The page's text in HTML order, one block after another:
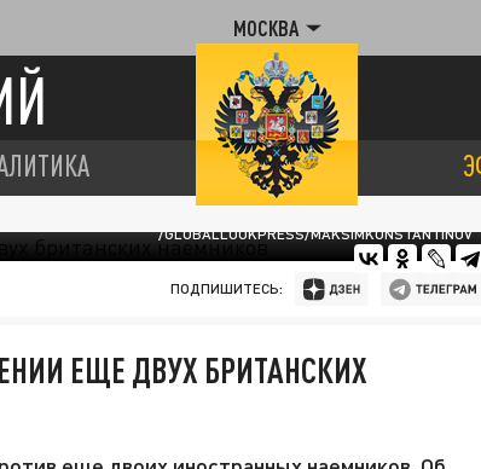
МОСКВА
/GLOBALLOOKPRESS/MAKSIMKONSTANTINOV
ПОДПИШИТЕСЬ:
ЕЩЕ ДВУХ БРИТАНСКИХ